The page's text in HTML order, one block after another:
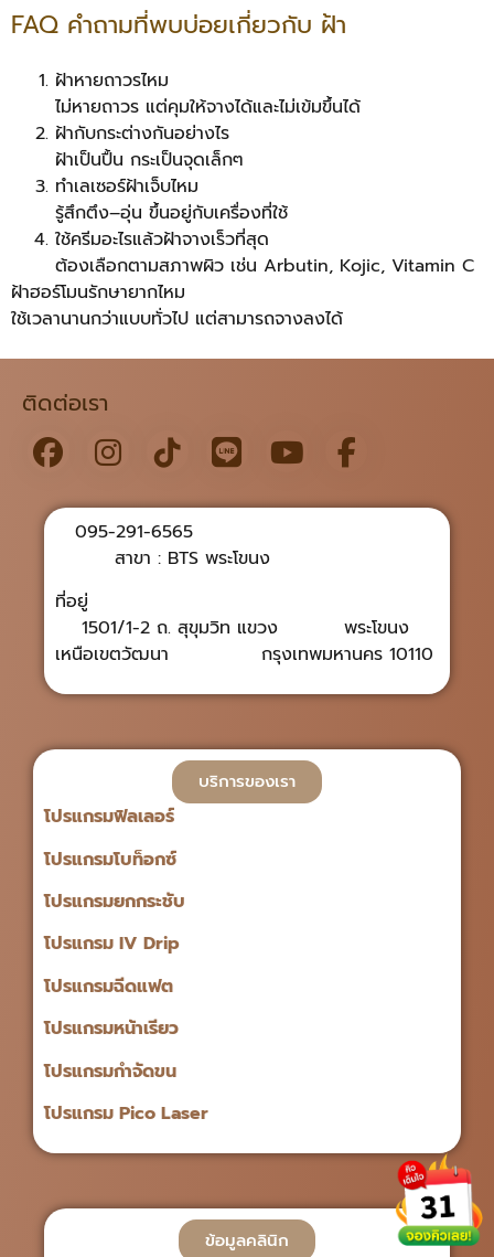
FAQ คำถามที่พบบ่อยเกี่ยวกับ ฝ้า
ฝ้าหายถาวรไหม
ไม่หายถาวร แต่คุมให้จางได้และไม่เข้มขึ้นได้
ฝ้ากับกระต่างกันอย่างไร
ฝ้าเป็นปื้น กระเป็นจุดเล็กๆ
ทำเลเซอร์ฝ้าเจ็บไหม
รู้สึกตึง–อุ่น ขึ้นอยู่กับเครื่องที่ใช้
ใช้ครีมอะไรแล้วฝ้าจางเร็วที่สุด
ต้องเลือกตามสภาพผิว เช่น Arbutin, Kojic, Vitamin C
ฝ้าฮอร์โมนรักษายากไหม
ใช้เวลานานกว่าแบบทั่วไป แต่สามารถจางลงได้
ติดต่อเรา
095-291-6565
สาขา : BTS พระโขนง
ที่อยู่
1501/1-2 ถ. สุขุมวิท แขวง พระโขนง
เหนือเขตวัฒนา กรุงเทพมหานคร 10110
บริการของเรา
โปรแกรมฟิลเลอร์
โปรแกรมโบท็อกซ์
โปรแกรมยกกระชับ
โปรแกรม IV Drip
โปรแกรมฉีดแฟต
โปรแกรมหน้าเรียว
โปรแกรมกำจัดขน
โปรแกรม Pico Laser
ข้อมูลคลินิก